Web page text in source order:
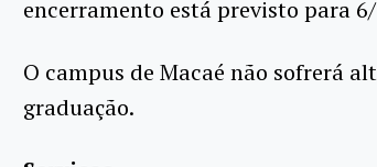
encerramento está previsto para
O campus de Macaé não sofrerá
graduação.